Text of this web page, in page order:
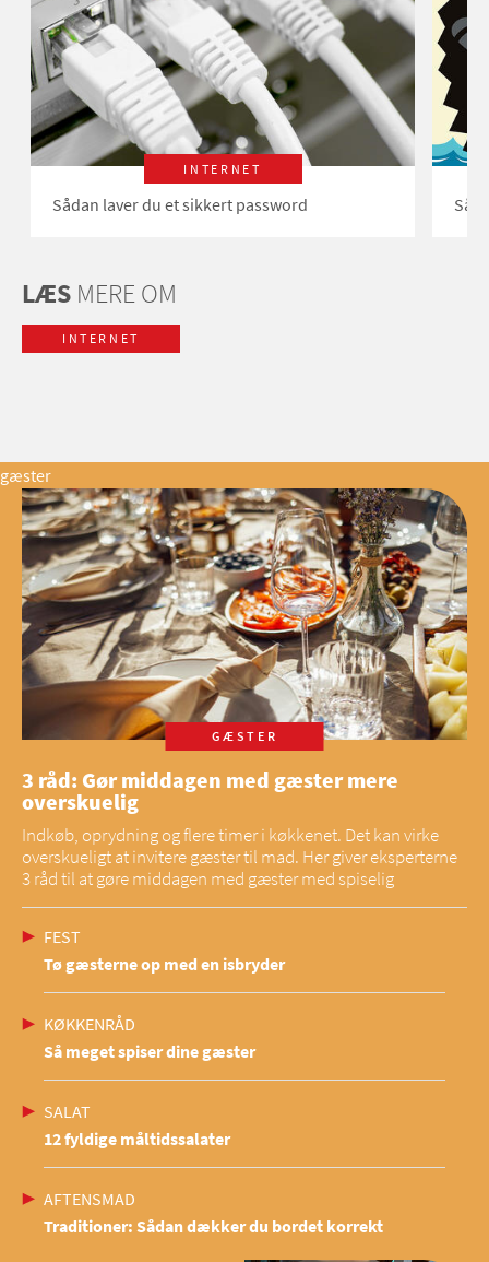
INTERNET
Sådan laver du et sikkert password
LÆS MERE OM
INTERNET
gæster
GÆSTER
3 råd: Gør middagen med gæster mere
overskuelig
Indkøb, oprydning og flere timer i køkkenet. Det kan virke
overskueligt at invitere gæster til mad. Her giver eksperterne
3 råd til at gøre middagen med gæster med spiselig
FEST
Tø gæsterne op med en isbryder
KØKKENRÅD
Så meget spiser dine gæster
SALAT
12 fyldige måltidssalater
AFTENSMAD
Traditioner: Sådan dækker du bordet korrekt